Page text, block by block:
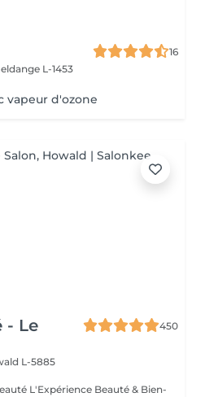
16
L-1453
vapeur d'ozone
- Le
450
L-5885
& Bien-